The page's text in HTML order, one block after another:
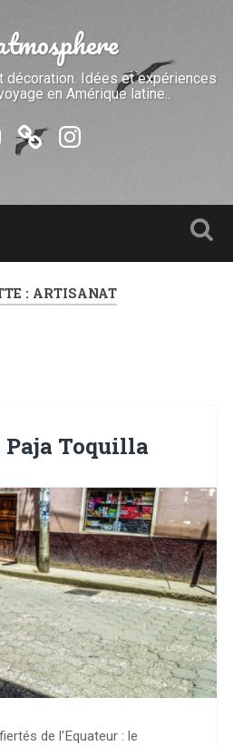
décoration. Idées et expériences
en Amérique latine..
bookElleinstaElle
: ARTISANAT
Paja Toquilla
de l'Equateur : le